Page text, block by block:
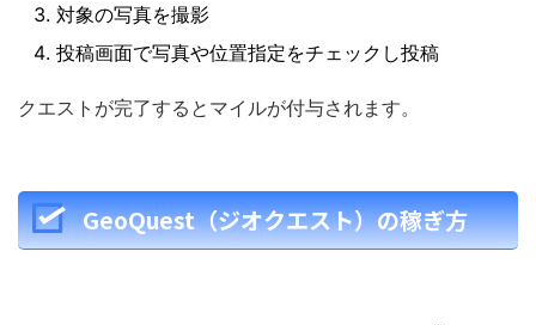
対象の写真を撮影
投稿画面で写真や位置指定をチェックし投稿
クエストが完了するとマイルが付与されます。
GeoQuest（ジオクエスト）の稼ぎ方